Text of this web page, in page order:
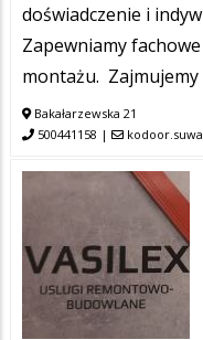
doświadczenie i
Zapewniamy
montażu. Zajmujemy
Bakałarzewska 21
500441158 |